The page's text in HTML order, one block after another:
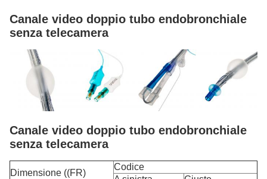
Canale video doppio tubo endobronchiale
senza telecamera
Canale video doppio tubo endobronchiale
senza telecamera
Dimensione ((FR)
Codice